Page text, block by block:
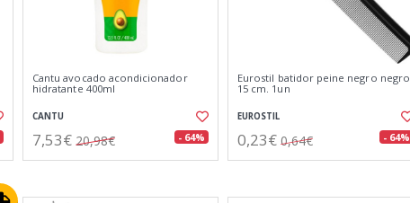
Cantu avocado acondicionador
hidratante 400ml
CANTU
7,53€ 20,98€ - 64%
Eurostil batidor peine negro negro
15 cm. 1un
EUROSTIL
0,23€ 0,64€ - 64%